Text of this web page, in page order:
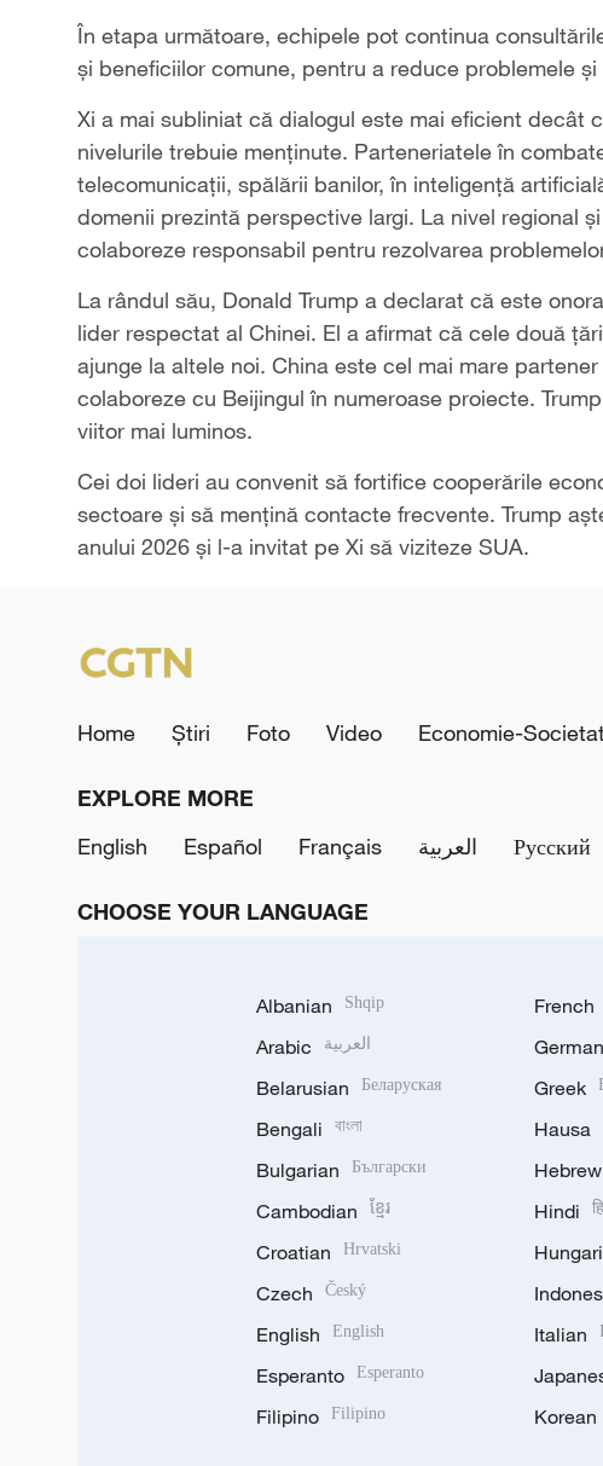
În etapa următoare, echipele pot continua
și beneficiilor comune, pentru a reduce problemele
Xi a mai subliniat că dialogul este mai eficient decât
nivelurile trebuie menținute. Parteneriatele în
telecomunicații, spălării banilor, în inteligență
domenii prezintă perspective largi. La nivel regional
colaboreze responsabil pentru rezolvarea
La rândul său, Donald Trump a declarat că este
lider respectat al Chinei. El a afirmat că cele două
ajunge la altele noi. China este cel mai mare
colaboreze cu Beijingul în numeroase proiecte.
viitor mai luminos.
Cei doi lideri au convenit să fortifice cooperările
sectoare și să mențină contacte frecvente. Trump
anului 2026 și l-a invitat pe Xi să viziteze SUA.
Home Știri Foto Video Economie-
EXPLORE MORE
English
Español Français العربية Русский
CHOOSE YOUR LANGUAGE
Albanian Shqip
Arabic العربية
Belarusian Беларуская
Bengali বাংলা
Bulgarian Български
Cambodian ខ្មែរ
Croatian Hrvatski
Czech Český
English English
Esperanto Esperanto
Filipino Filipino
French
German
Greek
Hausa
Hebrew
Hindi
Italian
Korean